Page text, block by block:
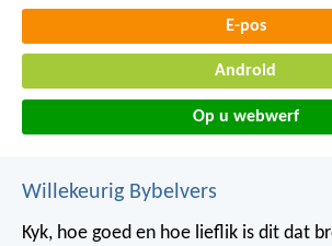
E-pos
Android
Op u webwerf
Willekeurig Bybelvers
Kyk, hoe goed en hoe lieflik is dit dat